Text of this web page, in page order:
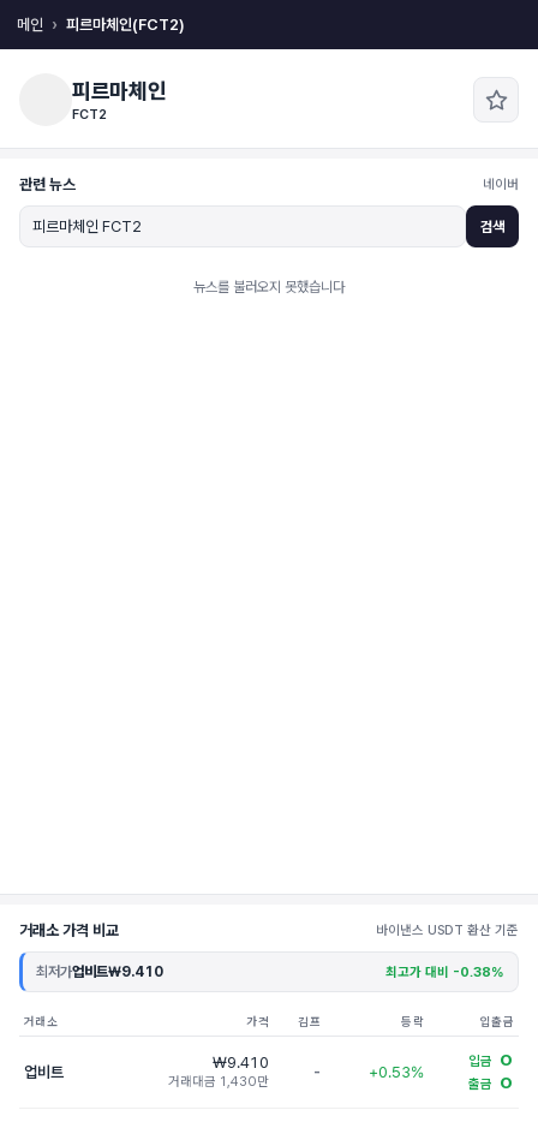
메인 피르마체인(FCT2)
피르마체인
FCT2
관련 뉴스 네이버
검색
뉴스를 불러오지 못했습니다
거래소 가격 비교 바이낸스 USDT 환산 기준
최저가업비트₩9.410 최고가 대비 -0.38%
거래소 가격 김프 등락 입출금
업비트
₩9.410
거래대금 1,430만
- +0.53%
입금 O
출금 O